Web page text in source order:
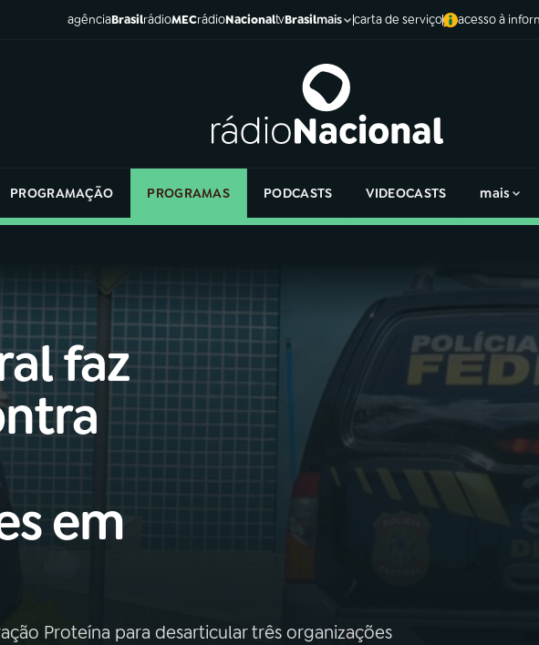
agênciaBrasilrádioMECrádioNacionaltvBrasilmais carta de serviço acesso à
PROGRAMAÇÃO PROGRAMAS PODCASTS VIDEOCASTS mais
Buscar
faz
em
Proteína para desarticular três organizações